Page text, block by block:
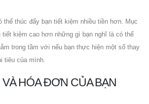
thể thúc đẩy bạn tiết kiệm nhiều tiền hơn. Mục
tiết kiệm cao hơn những gì bạn nghĩ là có thể
trong tầm với nếu bạn thực hiện một số thay
tiêu của mình.
HÓA ĐƠN CỦA BẠN